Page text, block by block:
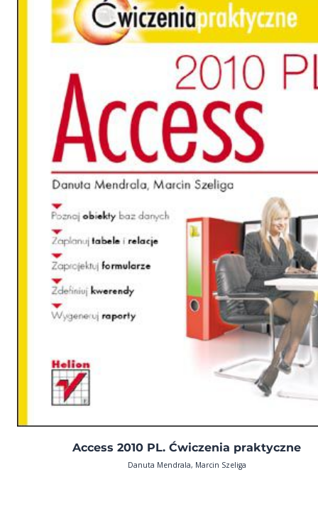
Access 2010 PL. Ćwiczenia praktyczne
Danuta Mendrala, Marcin Szeliga